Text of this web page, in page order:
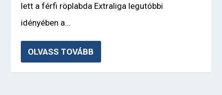
lett a férfi röplabda Extraliga legutóbbi
idényében a...
OLVASS TOVÁBB